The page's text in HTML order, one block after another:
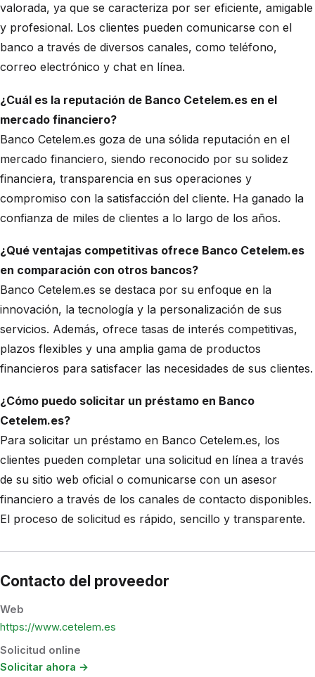
valorada, ya que se caracteriza por ser eficiente, amigable
y profesional. Los clientes pueden comunicarse con el
banco a través de diversos canales, como teléfono,
correo electrónico y chat en línea.
¿Cuál es la reputación de Banco Cetelem.es en el
mercado financiero?
Banco Cetelem.es goza de una sólida reputación en el
mercado financiero, siendo reconocido por su solidez
financiera, transparencia en sus operaciones y
compromiso con la satisfacción del cliente. Ha ganado la
confianza de miles de clientes a lo largo de los años.
¿Qué ventajas competitivas ofrece Banco Cetelem.es
en comparación con otros bancos?
Banco Cetelem.es se destaca por su enfoque en la
innovación, la tecnología y la personalización de sus
servicios. Además, ofrece tasas de interés competitivas,
plazos flexibles y una amplia gama de productos
financieros para satisfacer las necesidades de sus clientes.
¿Cómo puedo solicitar un préstamo en Banco
Cetelem.es?
Para solicitar un préstamo en Banco Cetelem.es, los
clientes pueden completar una solicitud en línea a través
de su sitio web oficial o comunicarse con un asesor
financiero a través de los canales de contacto disponibles.
El proceso de solicitud es rápido, sencillo y transparente.
Contacto del proveedor
Web
https://www.cetelem.es
Solicitud online
Solicitar ahora →